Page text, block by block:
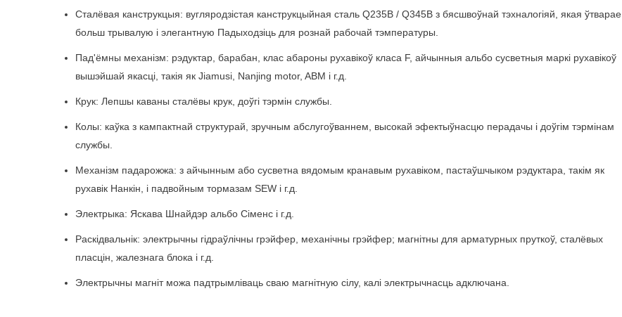
Сталёвая канструкцыя: вугляродзістая канструкцыйная сталь Q235B / Q345B з бясшвоўнай тэхналогіяй, якая ўтварае
больш трывалую і элегантную Падыходзіць для рознай рабочай тэмпературы.
Пад'ёмны механізм: рэдуктар, барабан, клас абароны рухавікоў класа F, айчынныя альбо сусветныя маркі рухавікоў
вышэйшай якасці, такія як Jiamusi, Nanjing motor, ABM і г.д.
Крук: Лепшы каваны сталёвы крук, доўгі тэрмін службы.
Колы: каўка з кампактнай структурай, зручным абслугоўваннем, высокай эфектыўнасцю перадачы і доўгім тэрмінам
службы.
Механізм падарожжа: з айчынным або сусветна вядомым кранавым рухавіком, пастаўшчыком рэдуктара, такім як
рухавік Нанкін, і падвойным тормазам SEW і г.д.
Электрыка: Яскава Шнайдэр альбо Сіменс і г.д.
Раскідвальнік: электрычны гідраўлічны грэйфер, механічны грэйфер; магнітны для арматурных пруткоў, сталёвых
пласцін, жалезнага блока і г.д.
Электрычны магніт можа падтрымліваць сваю магнітную сілу, калі электрычнасць адключана.